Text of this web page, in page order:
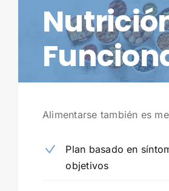
Alimentarse también es
Plan basado en
objetivos